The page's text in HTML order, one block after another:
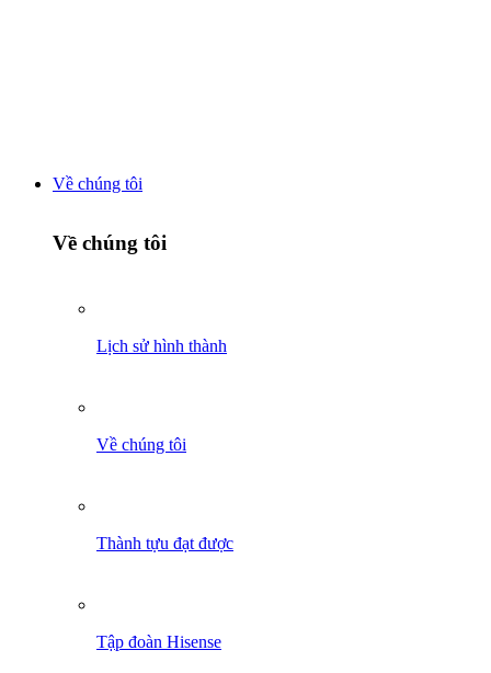
Về chúng tôi
Về chúng tôi
Lịch sử hình thành
Về chúng tôi
Thành tựu đạt được
Tập đoàn Hisense